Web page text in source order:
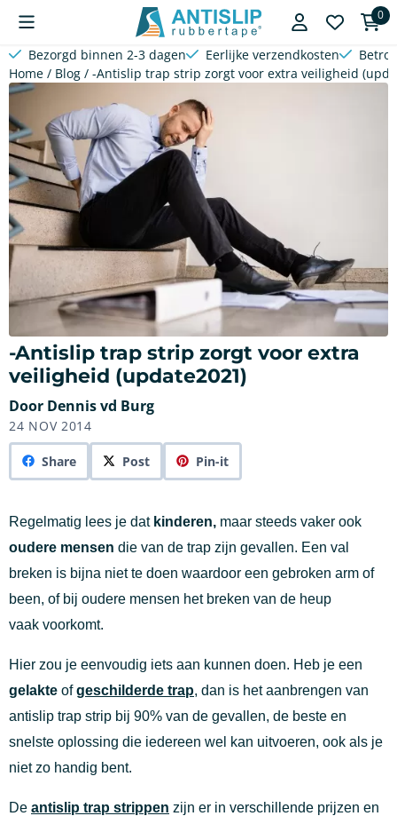
Cookievoorkeuren zijn beschikbaar. Kies instellingen of sta
0
Bezorgd binnen 2-3 dagen Eerlijke verzendkosten
Home / Blog / -Antislip trap strip zorgt voor extra veiligheid
-Antislip trap strip zorgt voor extra
veiligheid (update2021)
Door Dennis vd Burg
24 NOV 2014
Share Post Pin-it
Regelmatig lees je dat kinderen, maar steeds vaker ook
oudere mensen die van de trap zijn gevallen. Een val
breken is bijna niet te doen waardoor een gebroken arm of
been, of bij oudere mensen het breken van de heup
vaak voorkomt.
Hier zou je eenvoudig iets aan kunnen doen. Heb je een
gelakte ofgeschilderde trap, dan is het aanbrengen van
antislip trap strip bij 90% van de gevallen, de beste en
snelste oplossing die iedereen wel kan uitvoeren, ook als je
niet zo handig bent.
De antislip trap strippen zijn er in verschillende prijzen en